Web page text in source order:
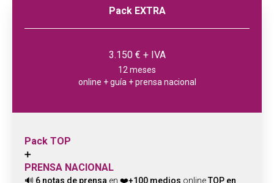
Pack EXTRA
3.150 € + IVA
12 meses
online + guía + prensa nacional
Pack TOP
➕
PRENSA NACIONAL
🔊 6 notas de prensa en ❤️+100 medios onlineTOP en